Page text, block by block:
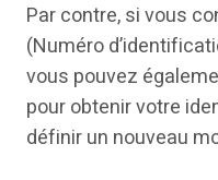
Par contre, si vous
(Numéro
vous pouvez
pour obtenir votre
définir un nouveau